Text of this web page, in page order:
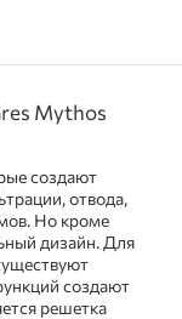
Mythos
создают
отвода,
Но кроме
дизайн. Для
создают
решетка